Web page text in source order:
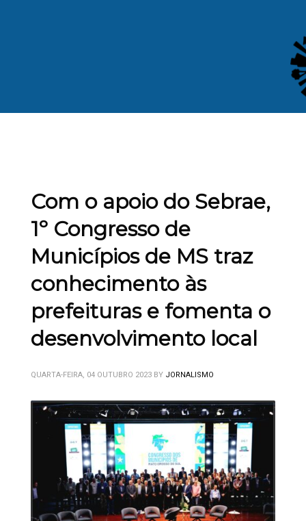
Com o apoio do Sebrae,
1º Congresso de
Municípios de MS traz
conhecimento às
prefeituras e fomenta o
desenvolvimento local
QUARTA-FEIRA, 04 OUTUBRO 2023 BY JORNALISMO